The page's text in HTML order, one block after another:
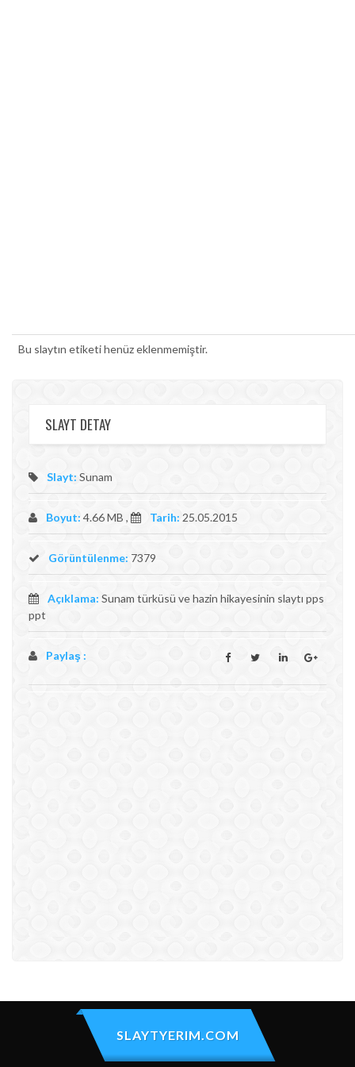
Bu slaytın etiketi henüz eklenmemiştir.
SLAYT DETAY
Slayt: Sunam
Boyut: 4.66 MB , Tarih: 25.05.2015
Görüntülenme: 7379
Açıklama: Sunam türküsü ve hazin hikayesinin slaytı pps
ppt
Paylaş :
SLAYTYERIM.COM